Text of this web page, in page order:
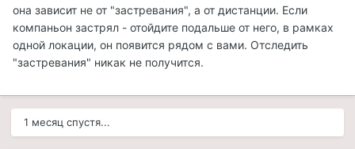
она зависит не от "застревания", а от дистанции. Если
компаньон застрял - отойдите подальше от него, в рамках
одной локации, он появится рядом с вами. Отследить
"застревания" никак не получится.
1 месяц спустя...